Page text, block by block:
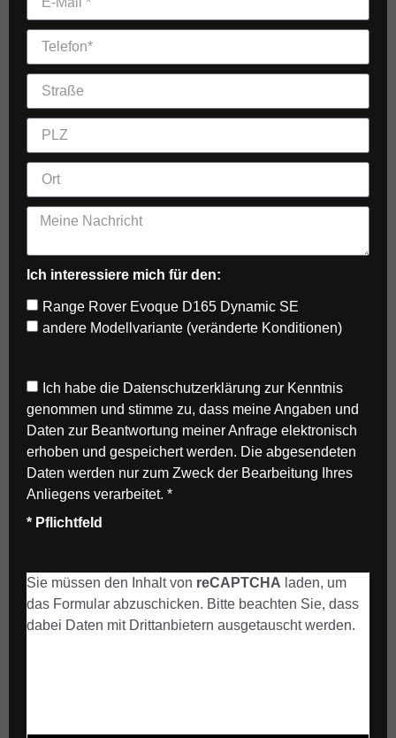
Ich interessiere mich für den:
Range Rover Evoque D165 Dynamic SE
andere Modellvariante (veränderte Konditionen)
Ich habe die Datenschutzerklärung zur Kenntnis
genommen und stimme zu, dass meine Angaben und
Daten zur Beantwortung meiner Anfrage elektronisch
erhoben und gespeichert werden. Die abgesendeten
Daten werden nur zum Zweck der Bearbeitung Ihres
Anliegens verarbeitet. *
* Pflichtfeld
Sie müssen den Inhalt von reCAPTCHA laden, um
das Formular abzuschicken. Bitte beachten Sie, dass
dabei Daten mit Drittanbietern ausgetauscht werden.